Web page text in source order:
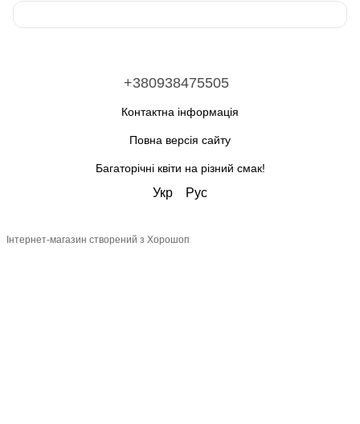
+380938475505
Контактна інформація
Повна версія сайту
Багаторічні квіти на різний смак!
Укр Рус
Інтернет-магазин створений з Хорошоп